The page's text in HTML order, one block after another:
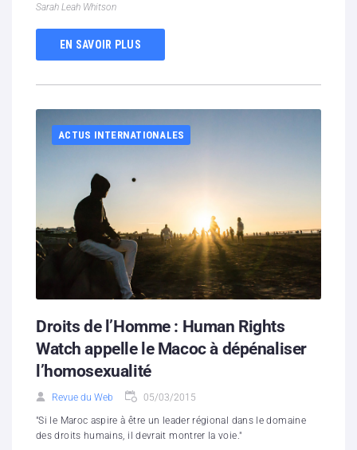
Sarah Leah Whitson
EN SAVOIR PLUS
ACTUS INTERNATIONALES
Droits de l’Homme : Human Rights
Watch appelle le Macoc à dépénaliser
l’homosexualité
Revue du Web 05/03/2015
"Si le Maroc aspire à être un leader régional dans le domaine
des droits humains, il devrait montrer la voie."